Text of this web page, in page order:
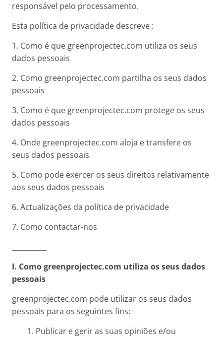
responsável pelo processamento.
Esta política de privacidade descreve :
1. Como é que greenprojectec.com utiliza os seus
dados pessoais
2. Como greenprojectec.com partilha os seus dados
pessoais
3. Como é que greenprojectec.com protege os seus
dados pessoais
4. Onde greenprojectec.com aloja e transfere os
seus dados pessoais
5. Como pode exercer os seus direitos relativamente
aos seus dados pessoais
6. Actualizações da política de privacidade
7. Como contactar-nos
I. Comogreenprojectec.com utiliza os seus dados
pessoais
greenprojectec.com pode utilizar os seus dados
pessoais para os seguintes fins:
Publicar e gerir as suas opiniões e/ou